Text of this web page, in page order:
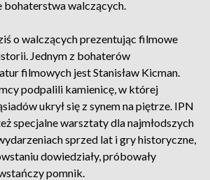
bohaterstwa walczących.
o walczących prezentując filmowe
Jednym z bohaterów
filmowych jest Stanisław Kicman.
podpalili kamienicę, w której
ukrył się z synem na piętrze. IPN
specjalne warsztaty dla najmłodszych
sprzed lat i gry historyczne,
dowiedziały, próbowały
pomnik.